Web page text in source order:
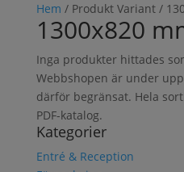
Hem / Produkt Variant /
1300x820
Inga produkter hittades
Webbshopen är under
därför begränsat. Hela
PDF-katalog.
Kategorier
Entré & Reception